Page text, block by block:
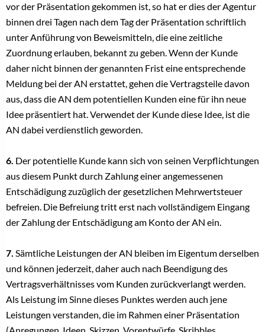
vor der Präsentation gekommen ist, so hat er dies der Agentur
binnen drei Tagen nach dem Tag der Präsentation schriftlich
unter Anführung von Beweismitteln, die eine zeitliche
Zuordnung erlauben, bekannt zu geben. Wenn der Kunde
daher nicht binnen der genannten Frist eine entsprechende
Meldung bei der AN erstattet, gehen die Vertragsteile davon
aus, dass die AN dem potentiellen Kunden eine für ihn neue
Idee präsentiert hat. Verwendet der Kunde diese Idee, ist die
AN dabei verdienstlich geworden.
6. Der potentielle Kunde kann sich von seinen Verpflichtungen
aus diesem Punkt durch Zahlung einer angemessenen
Entschädigung zuzüglich der gesetzlichen Mehrwertsteuer
befreien. Die Befreiung tritt erst nach vollständigem Eingang
der Zahlung der Entschädigung am Konto der AN ein.
7. Sämtliche Leistungen der AN bleiben im Eigentum derselben
und können jederzeit, daher auch nach Beendigung des
Vertragsverhältnisses vom Kunden zurückverlangt werden.
Als Leistung im Sinne dieses Punktes werden auch jene
Leistungen verstanden, die im Rahmen einer Präsentation